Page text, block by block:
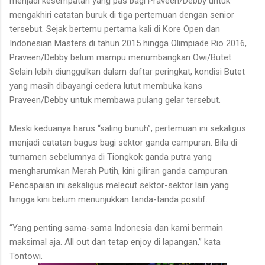
mengakhiri catatan buruk di tiga pertemuan dengan senior
tersebut. Sejak bertemu pertama kali di Kore Open dan
Indonesian Masters di tahun 2015 hingga Olimpiade Rio 2016,
Praveen/Debby belum mampu menumbangkan Owi/Butet.
Selain lebih diunggulkan dalam daftar peringkat, kondisi Butet
yang masih dibayangi cedera lutut membuka kans
Praveen/Debby untuk membawa pulang gelar tersebut.
Meski keduanya harus “saling bunuh”, pertemuan ini sekaligus
menjadi catatan bagus bagi sektor ganda campuran. Bila di
turnamen sebelumnya di Tiongkok ganda putra yang
mengharumkan Merah Putih, kini giliran ganda campuran.
Pencapaian ini sekaligus melecut sektor-sektor lain yang
hingga kini belum menunjukkan tanda-tanda positif.
“Yang penting sama-sama Indonesia dan kami bermain
maksimal aja. All out dan tetap enjoy di lapangan,” kata
Tontowi.